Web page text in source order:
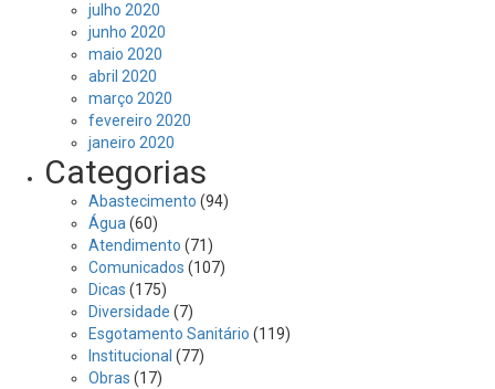
julho 2020
junho 2020
maio 2020
abril 2020
março 2020
fevereiro 2020
janeiro 2020
Categorias
Abastecimento (94)
Água (60)
Atendimento (71)
Comunicados (107)
Dicas (175)
Diversidade (7)
Esgotamento Sanitário (119)
Institucional (77)
Obras (17)